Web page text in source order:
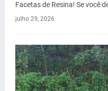
Facetas de Resina! Se você
julho 29, 2026